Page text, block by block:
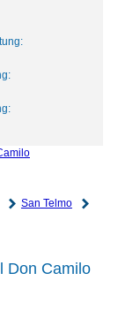
San Telmo
Don Camilo